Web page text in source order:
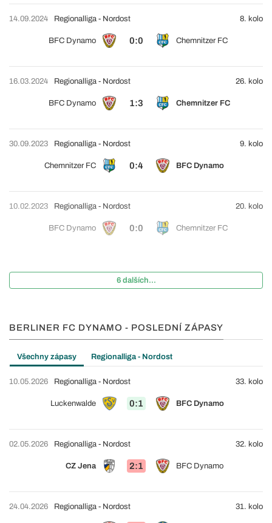
14.09.2024
BFC Dynamo 0:0 Chemnitzer FC
Regionalliga - Nordost 8. kolo
16.03.2024
BFC Dynamo 1:3 Chemnitzer FC
Regionalliga - Nordost 26. kolo
30.09.2023
Chemnitzer FC 0:4 BFC Dynamo
Regionalliga - Nordost 9. kolo
10.02.2023
BFC Dynamo 0:0 Chemnitzer FC
Regionalliga - Nordost 20. kolo
6 dalších...
BERLINER FC DYNAMO - POSLEDNÍ ZÁPASY
Všechny zápasy Regionalliga - Nordost
10.05.2026
Luckenwalde 0:1 BFC Dynamo
Regionalliga - Nordost 33. kolo
02.05.2026
CZ Jena 2:1 BFC Dynamo
Regionalliga - Nordost 32. kolo
24.04.2026 Regionalliga - Nordost 31. kolo